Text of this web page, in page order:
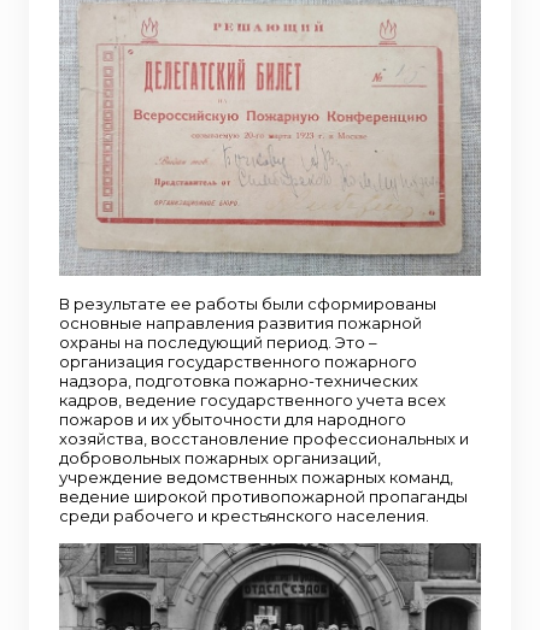
В результате ее работы были сформированы
основные направления развития пожарной
охраны на последующий период. Это –
организация государственного пожарного
надзора, подготовка пожарно-технических
кадров, ведение государственного учета всех
пожаров и их убыточности для народного
хозяйства, восстановление профессиональных и
добровольных пожарных организаций,
учреждение ведомственных пожарных команд,
ведение широкой противопожарной пропаганды
среди рабочего и крестьянского населения.